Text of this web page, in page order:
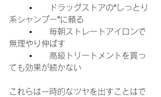
系シャンプー”に頼る
無理やり伸ばす
ても効果が続かない
これらは一時的なツヤを出すことはで